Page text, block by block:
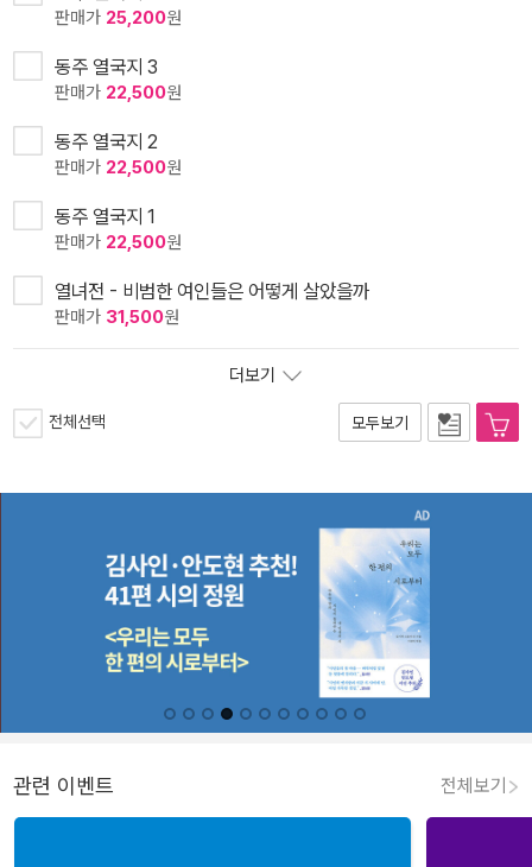
판매가 25,200원
동주 열국지 3
판매가 22,500원
동주 열국지 2
판매가 22,500원
동주 열국지 1
판매가 22,500원
열녀전 - 비범한 여인들은 어떻게 살았을까
판매가 31,500원
더보기
전체선택 모두보기
관련 이벤트 전체보기